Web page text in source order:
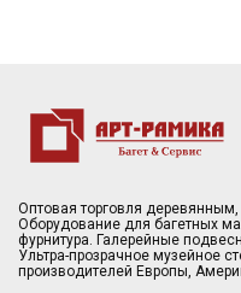
Оптовая торговля
Оборудование для багетных
фурнитура. Галерейные
Ультра-прозрачное музейное
производителей Европы,